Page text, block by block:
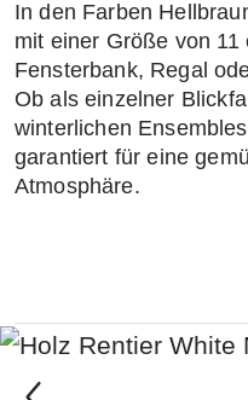
In den Farben
mit einer Größe von 11
Fensterbank, Regal
Ob als einzelner
winterlichen
garantiert für eine
Atmosphäre.